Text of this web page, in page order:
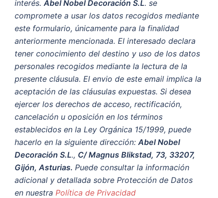
interés. Abel Nobel Decoración S.L. se
compromete a usar los datos recogidos mediante
este formulario, únicamente para la finalidad
anteriormente mencionada. El interesado declara
tener conocimiento del destino y uso de los datos
personales recogidos mediante la lectura de la
presente cláusula. El envio de este email implica la
aceptación de las cláusulas expuestas. Si desea
ejercer los derechos de acceso, rectificación,
cancelación u oposición en los términos
establecidos en la Ley Orgánica 15/1999, puede
hacerlo en la siguiente dirección: Abel Nobel
Decoración S.L., C/ Magnus Blikstad, 73, 33207,
Gijón, Asturias. Puede consultar la información
adicional y detallada sobre Protección de Datos
en nuestra Política de Privacidad